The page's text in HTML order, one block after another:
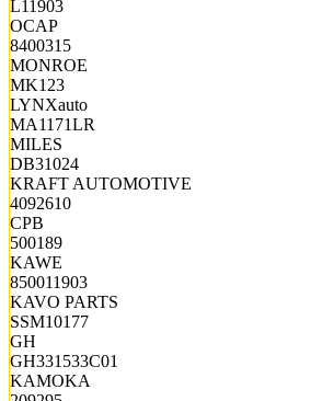
L11903
OCAP
8400315
MONROE
MK123
LYNXauto
MA1171LR
MILES
DB31024
KRAFT AUTOMOTIVE
4092610
CPB
500189
KAWE
850011903
KAVO PARTS
SSM10177
GH
GH331533C01
KAMOKA